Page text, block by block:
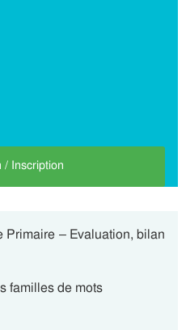
/ Inscription
Primaire – Evaluation, bilan
familles de mots